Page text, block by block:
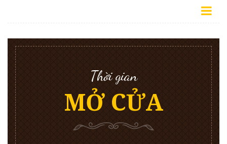
Thời gian
MỞ CỬA